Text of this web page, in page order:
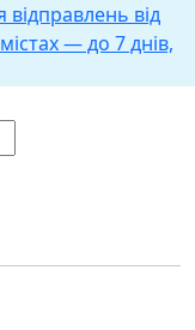
відправлень від
— до 7 днів,